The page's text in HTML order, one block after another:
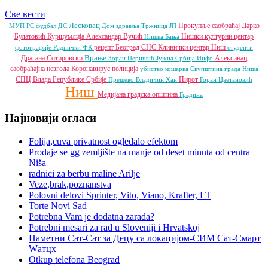
Све вести
МУП РС фудбал ДС Лесковац Дом здравља Тржница ЈП Прокупље саобраћај Дарко
Булатовић Куршумлија Александар Вучић Нишка Бања Нишки културни центар
фотографије Раднички ФК рецепт Београд СНС Клинички центар Ниш студенти
Драгана Сотировски Врање Зоран Перишић Јужна Србија Инфо Алексинац
саобраћајна незгода Коронавирус полиција убиство кошарка Скупштина града Ниша
СПЦ Влада Републике Србије Прешево Владичин Хан Пирот Горан Цветановић
Ниш Медијана градска општина Градина
Најновији огласи
Folija,cuva privatnost ogledalo efektom
Prodaje se gg zemljište na manje od deset minuta od centra
Niša
radnici za berbu maline Arilje
Veze,brak,poznanstva
Polovni delovi Sprinter, Vito, Viano, Krafter, LT
Torte Novi Sad
Potrebna Vam je dodatna zarada?
Potrebni mesari za rad u Sloveniji i Hrvatskoj
Паметни Сат-Сат за Децу са локацијом-СИМ Сат-Смарт
Wатцх
Otkup telefona Beograd